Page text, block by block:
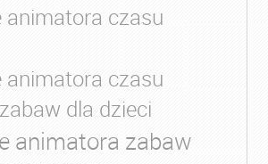
animatora czasu
animatora czasu
dla dzieci
animatora zabaw